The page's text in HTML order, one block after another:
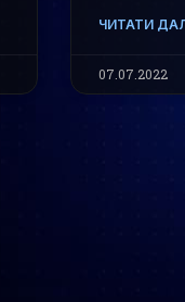
ЧИТАТИ
07.07.2022